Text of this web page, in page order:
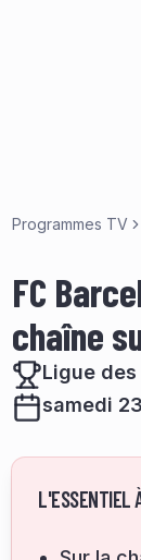
Programmes TV
FC
chaîne
Ligue
samedi
L'ESSENTIEL